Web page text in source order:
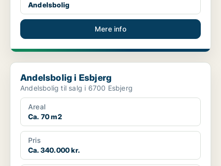
Andelsbolig
Mere info
Andelsbolig i Esbjerg
Andelsbolig i Esbjerg
Andelsbolig til salg i 6700 Esbjerg
Areal
Ca. 70 m2
Pris
Ca. 340.000 kr.